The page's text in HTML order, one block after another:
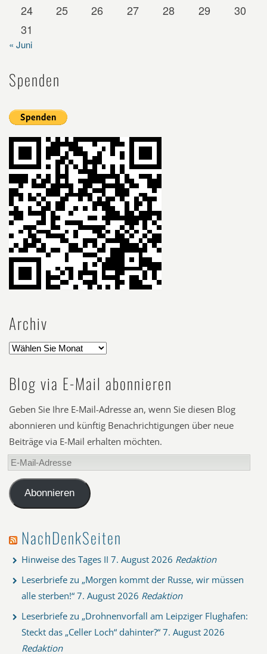
24 25 26 27 28 29
30
31
« Juni
Spenden
Archiv
Blog via E-Mail abonnieren
Geben Sie Ihre E-Mail-Adresse an, wenn Sie diesen Blog
abonnieren und künftig Benachrichtigungen über neue
Beiträge via E-Mail erhalten möchten.
E-
Mail-
AdresseAbonnieren
NachDenkSeiten
Hinweise des Tages II 7. August 2026 Redaktion
Leserbriefe zu „Morgen kommt der Russe, wir müssen
alle sterben!“ 7. August 2026 Redaktion
Leserbriefe zu „Drohnenvorfall am Leipziger Flughafen:
Steckt das „Celler Loch“ dahinter?“ 7. August 2026
Redaktion